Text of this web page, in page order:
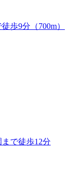
歩9分（700m）
で徒歩12分